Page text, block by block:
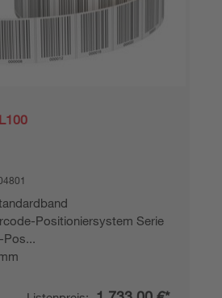
Positioniersystem Serie
Pos...